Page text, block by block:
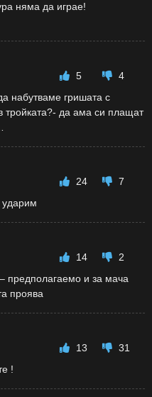
няма да играе!
5
4
набутваме гришата с
да ама си плащат
24
7
ударим
14
2
предполагаемо и за мача
проява
13
31
!